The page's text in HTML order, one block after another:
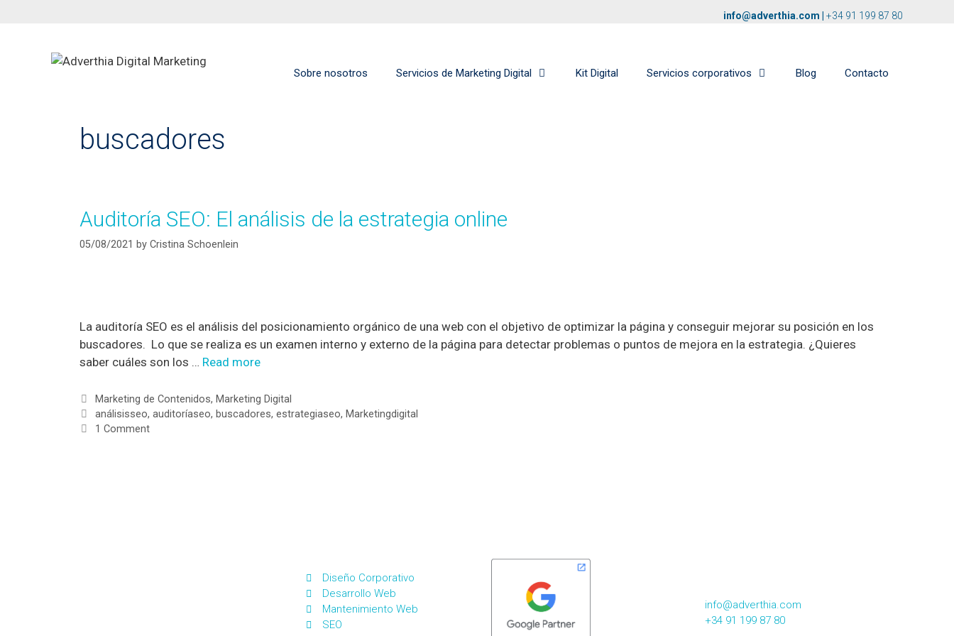
info@adverthia.com +34 91 199 87 80
Sobre nosotros Servicios de Marketing Digital Kit Digital Servicios corporativos Blog Contacto
buscadores
Auditoría SEO: El análisis de la estrategia online
05/08/2021 by Cristina Schoenlein
La auditoría SEO es el análisis del posicionamiento orgánico de una web con el objetivo de optimizar la página y conseguir mejorar su posición en los
buscadores. Lo que se realiza es un examen interno y externo de la página para detectar problemas o puntos de mejora en la estrategia. ¿Quieres
saber cuáles son los … Read more
Marketing de Contenidos, Marketing Digital
análisisseo, auditoríaseo, buscadores, estrategiaseo, Marketingdigital
1 Comment
Diseño Corporativo
Desarrollo Web
Mantenimiento Web
SEO
info@adverthia.com
+34 91 199 87 80